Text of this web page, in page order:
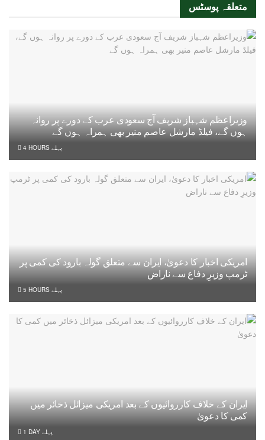
متعلقہ پوسٹس
وزیراعظم شہباز شریف آج سعودی عرب کے دورے پر روانہ
ہوں گے، فیلڈ مارشل عاصم منیر بھی ہمراہ ہوں گے
4 HOURS پہلے
امریکی اخبار کا دعویٰ، ایران سے متعلق گولہ بارود کی کمی پر
ٹرمپ وزیرِ دفاع سے ناراض
5 HOURS پہلے
ایران کے خلاف کارروائیوں کے بعد امریکی میزائل ذخائر میں
کمی کا دعویٰ
1 DAY پہلے